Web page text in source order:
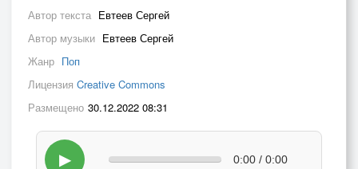
Автор текста Евтеев Сергей
Автор музыки Евтеев Сергей
Жанр Поп
Лицензия Creative Commons
Размещено 30.12.2022 08:31
▶ 0:00 / 0:00